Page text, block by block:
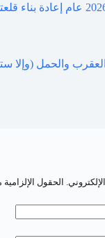
توقعات برج العقرب 2026 عام
العقرب والحمل
الحقول الإلزامية